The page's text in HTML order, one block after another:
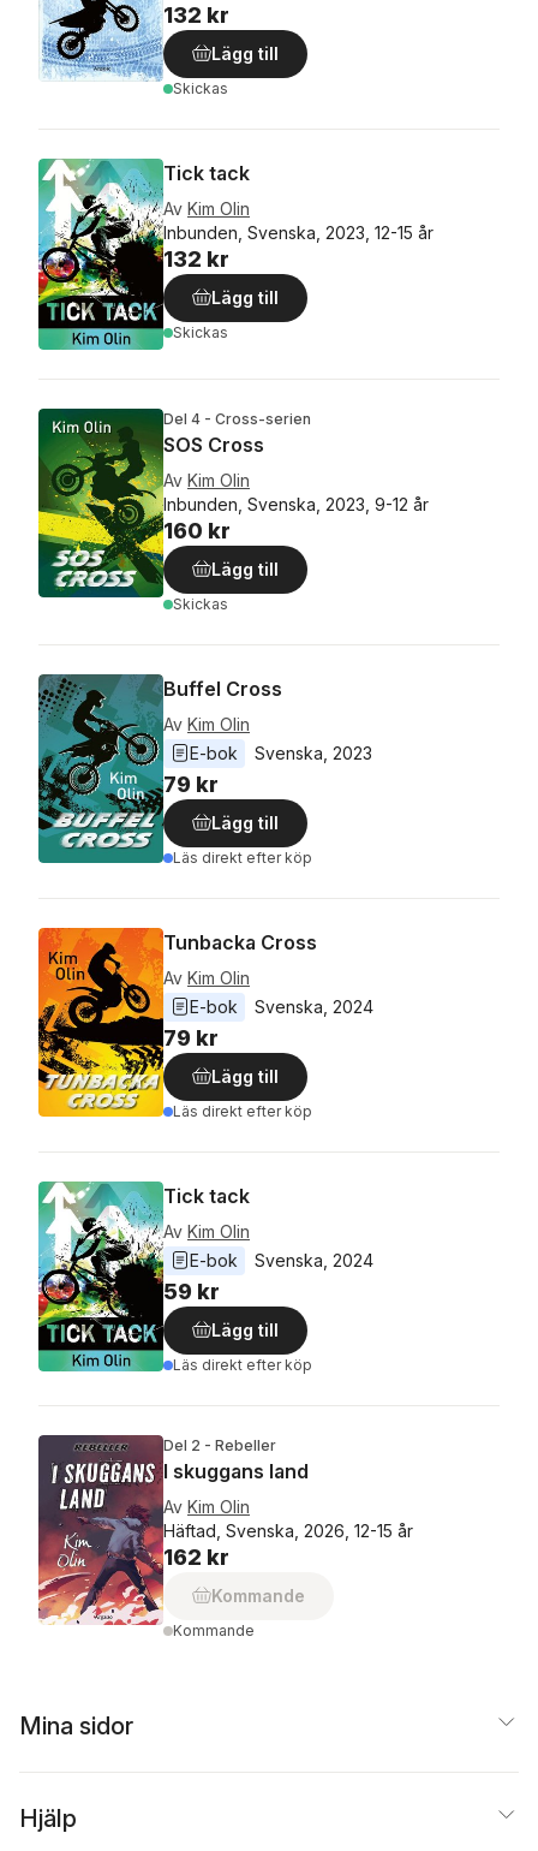
132 kr
Lägg till
Skickas
Tick tack
Av Kim Olin
Inbunden, Svenska, 2023, 12-15 år
132 kr
Lägg till
Skickas
Del 4 - Cross-serien
SOS Cross
Av Kim Olin
Inbunden, Svenska, 2023, 9-12 år
160 kr
Lägg till
Skickas
Buffel Cross
Av Kim Olin
E-bok
Svenska 2023
79 kr
Lägg till
Läs direkt efter köp
Tunbacka Cross
Av Kim Olin
E-bok
Svenska 2024
79 kr
Lägg till
Läs direkt efter köp
Tick tack
Av Kim Olin
E-bok
Svenska 2024
59 kr
Lägg till
Läs direkt efter köp
Del 2 - Rebeller
I skuggans land
Av Kim Olin
Häftad, Svenska, 2026, 12-15 år
162 kr
Kommande
Kommande
Mina sidor
Hjälp